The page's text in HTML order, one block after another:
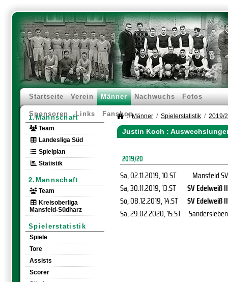
Startseite Verein Männer Nachwuchs Fotos
Sponsoren Links Fanshop
1.Mannschaft
Team
Landesliga Süd
Spielplan
Statistik
2.Mannschaft
Team
Kreisoberliga
Mansfeld-Südharz
Spielerstatistik
Spiele
Tore
Assists
Scorer
Männer Spielerstatistik 2019/
Justin Koch :
2019/20
Sa, 02.11.2019, 10.ST
Mansfeld SV
Sa, 30.11.2019, 13.ST
SV Edelweiß II
So, 08.12.2019, 14.ST
SV Edelweiß II
Sa, 29.02.2020, 15.ST Sandersleben